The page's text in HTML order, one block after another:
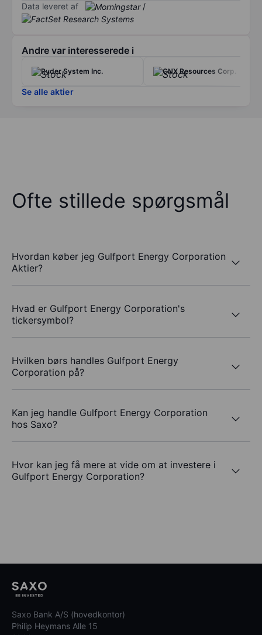
Data leveret af /
Andre var interesserede i
Ryder System Inc. CNX Resources Corp.
Se alle aktier
Ofte stillede spørgsmål
Hvordan køber jeg Gulfport Energy Corporation
Aktier?
Hvad er Gulfport Energy Corporation's
tickersymbol?
Hvilken børs handles Gulfport Energy
Corporation på?
Kan jeg handle Gulfport Energy Corporation
hos Saxo?
Hvor kan jeg få mere at vide om at investere i
Gulfport Energy Corporation?
Saxo Bank A/S (hovedkontor)
Philip Heymans Alle 15